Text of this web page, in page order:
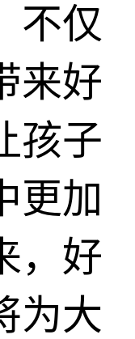
不仅
来好
孩子
更加
，好
为大